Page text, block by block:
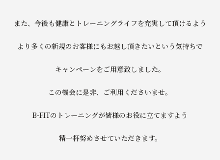
また、今後も健康とトレーニングライフを充実して頂けるよう
より多くの新規のお客様にもお越し頂きたいという気持ちで
キャンペーンをご用意致しました。
この機会に是非、ご利用くださいませ。
B-FITのトレーニングが皆様のお役に立てますよう
精一杯努めさせていただきます。